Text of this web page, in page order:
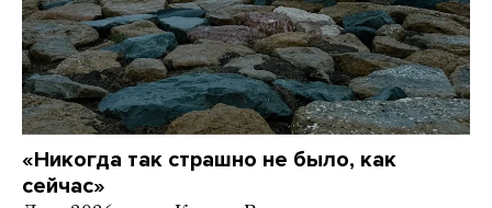
«Никогда так страшно не было, как
сейчас»